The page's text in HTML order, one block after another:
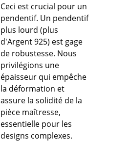
Ceci est crucial pour un
pendentif. Un pendentif
plus lourd (plus
d'Argent 925) est gage
de robustesse. Nous
privilégions une
épaisseur qui empêche
la déformation et
assure la solidité de la
pièce maîtresse,
essentielle pour les
designs complexes.